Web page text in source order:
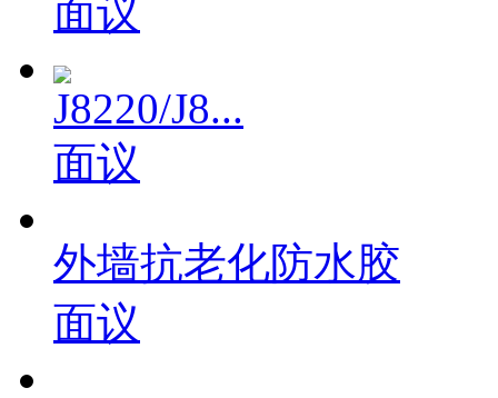
面议
J8220/J8...
面议
外墙抗老化防水胶
面议